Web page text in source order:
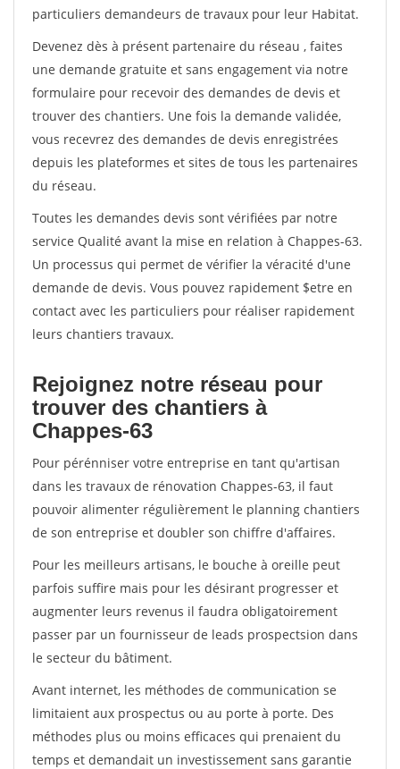
particuliers demandeurs de travaux pour leur Habitat.
Devenez dès à présent partenaire du réseau , faites
une demande gratuite et sans engagement via notre
formulaire pour recevoir des demandes de devis et
trouver des chantiers. Une fois la demande validée,
vous recevrez des demandes de devis enregistrées
depuis les plateformes et sites de tous les partenaires
du réseau.
Toutes les demandes devis sont vérifiées par notre
service Qualité avant la mise en relation à Chappes-63.
Un processus qui permet de vérifier la véracité d'une
demande de devis. Vous pouvez rapidement $etre en
contact avec les particuliers pour réaliser rapidement
leurs chantiers travaux.
Rejoignez notre réseau pour
trouver des chantiers à
Chappes-63
Pour pérénniser votre entreprise en tant qu'artisan
dans les travaux de rénovation Chappes-63, il faut
pouvoir alimenter régulièrement le planning chantiers
de son entreprise et doubler son chiffre d'affaires.
Pour les meilleurs artisans, le bouche à oreille peut
parfois suffire mais pour les désirant progresser et
augmenter leurs revenus il faudra obligatoirement
passer par un fournisseur de leads prospectsion dans
le secteur du bâtiment.
Avant internet, les méthodes de communication se
limitaient aux prospectus ou au porte à porte. Des
méthodes plus ou moins efficaces qui prenaient du
temps et demandait un investissement sans garantie